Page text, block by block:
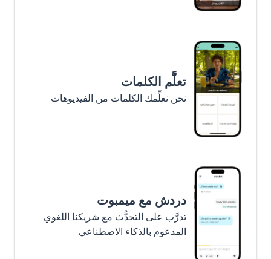
تعلَّم الكلمات
نحن نعلِّمك الكلمات من الفيديوهات
دردش مع ميمبوت
تدرَّب على التحدُّث مع شريكنا اللغوي
المدعوم بالذكاء الاصطناعي